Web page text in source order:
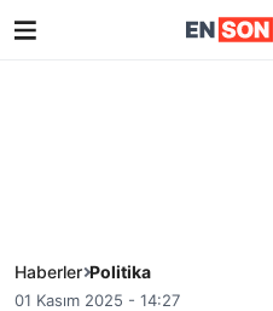
Haberler Politika
01 Kasım 2025 - 14:27